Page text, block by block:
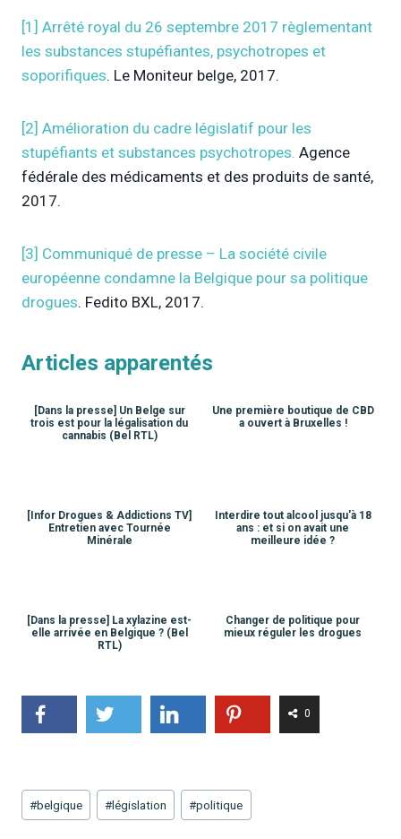
[1] Arrêté royal du 26 septembre 2017 règlementant
les substances stupéfiantes, psychotropes et
soporifiques. Le Moniteur belge, 2017.
[2] Amélioration du cadre législatif pour les
stupéfiants et substances psychotropes. Agence
fédérale des médicaments et des produits de santé,
2017.
[3] Communiqué de presse – La société civile
européenne condamne la Belgique pour sa politique
drogues. Fedito BXL, 2017.
Articles apparentés
[Dans la presse] Un Belge sur
trois est pour la légalisation du
cannabis (Bel RTL)
Une première boutique de CBD
a ouvert à Bruxelles !
[Infor Drogues & Addictions TV]
Entretien avec Tournée
Minérale
Interdire tout alcool jusqu'à 18
ans : et si on avait une
meilleure idée ?
[Dans la presse] La xylazine est-
elle arrivée en Belgique ? (Bel
RTL)
Changer de politique pour
mieux réguler les drogues
0
Étiquettes
de
#belgique #législation #politique